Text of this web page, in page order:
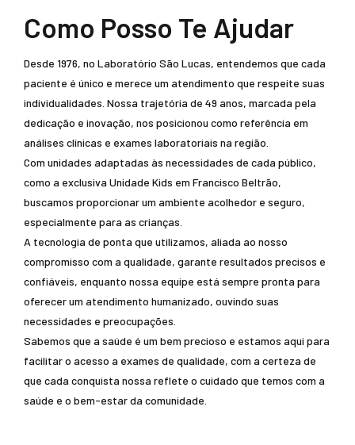
Como Posso Te Ajudar
Desde 1976, no Laboratório São Lucas, entendemos que cada
paciente é único e merece um atendimento que respeite suas
individualidades. Nossa trajetória de 49 anos, marcada pela
dedicação e inovação, nos posicionou como referência em
análises clínicas e exames laboratoriais na região.
Com unidades adaptadas às necessidades de cada público,
como a exclusiva Unidade Kids em Francisco Beltrão,
buscamos proporcionar um ambiente acolhedor e seguro,
especialmente para as crianças.
A tecnologia de ponta que utilizamos, aliada ao nosso
compromisso com a qualidade, garante resultados precisos e
confiáveis, enquanto nossa equipe está sempre pronta para
oferecer um atendimento humanizado, ouvindo suas
necessidades e preocupações.
Sabemos que a saúde é um bem precioso e estamos aqui para
facilitar o acesso a exames de qualidade, com a certeza de
que cada conquista nossa reflete o cuidado que temos com a
saúde e o bem-estar da comunidade.